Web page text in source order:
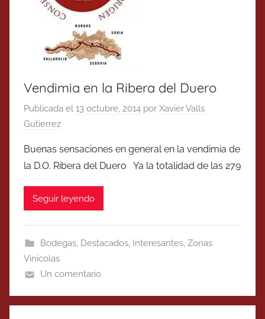
Vendimia en la Ribera del Duero
Publicada el 13 octubre, 2014 por Xavier Valls
Gutierrez
Buenas sensaciones en general en la vendimia de
la D.O. Ribera del Duero Ya la totalidad de las 279
Seguir leyendo
Bodegas, Destacados, Interesantes, Zonas
Vinicolas
Un comentario